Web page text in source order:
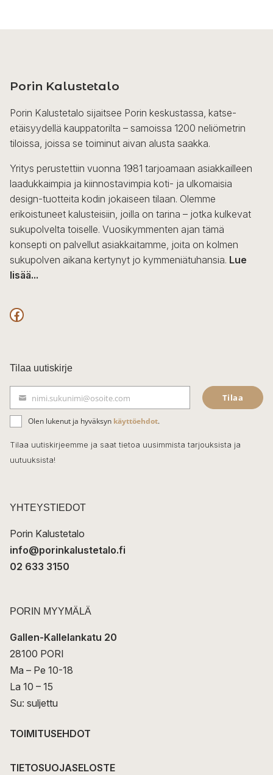
Porin Kalustetalo
Porin Kalustetalo sijaitsee Porin keskustassa, katse-
etäisyydellä kauppatorilta – samoissa 1200 neliömetrin
tiloissa, joissa se toiminut aivan alusta saakka.
Yritys perustettiin vuonna 1981 tarjoamaan asiakkailleen
laadukkaimpia ja kiinnostavimpia koti- ja ulkomaisia
design-tuotteita kodin jokaiseen tilaan. Olemme
erikoistuneet kalusteisiin, joilla on tarina – jotka kulkevat
sukupolvelta toiselle. Vuosikymmenten ajan tämä
konsepti on palvellut asiakkaitamme, joita on kolmen
sukupolven aikana kertynyt jo kymmeniätuhansia. Lue
lisää...
F
c
e
b
o
o
k
Tilaa uutiskirje
ä
h
k
t
nimi.sukunimi@osoite.com Tilaa
Olen lukenut ja hyväksyn käyttöehdot.
Tilaa uutiskirjeemme ja saat tietoa uusimmista tarjouksista ja
uutuuksista!
YHTEYSTIEDOT
Porin Kalustetalo
info@porinkalustetalo.fi
02 633 3150
PORIN MYYMÄLÄ
Gallen-Kallelankatu 20
28100 PORI
Ma – Pe 10-18
La 10 – 15
Su: suljettu
TOIMITUSEHDOT
TIETOSUOJASELOSTE